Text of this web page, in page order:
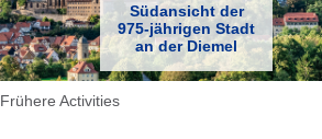
Südansicht der
975-jährigen Stadt
an der Diemel
Frühere Activities